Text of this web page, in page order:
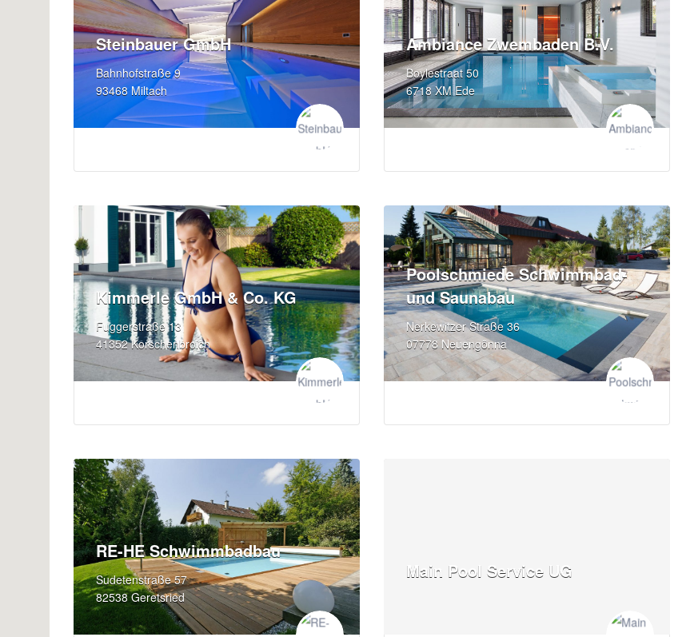
Steinbauer GmbH
Bahnhofstraße 9
93468 Miltach
Ambiance Zwembaden B.V.
Boylestraat 50
6718 XM Ede
Kimmerle GmbH & Co. KG
Fuggerstraße 13
41352 Korschenbroich
Poolschmiede Schwimmbad-
und Saunabau
Nerkewitzer Straße 36
07778 Neuengönna
RE-HE Schwimmbadbau
Sudetenstraße 57
82538 Geretsried
Main Pool Service UG